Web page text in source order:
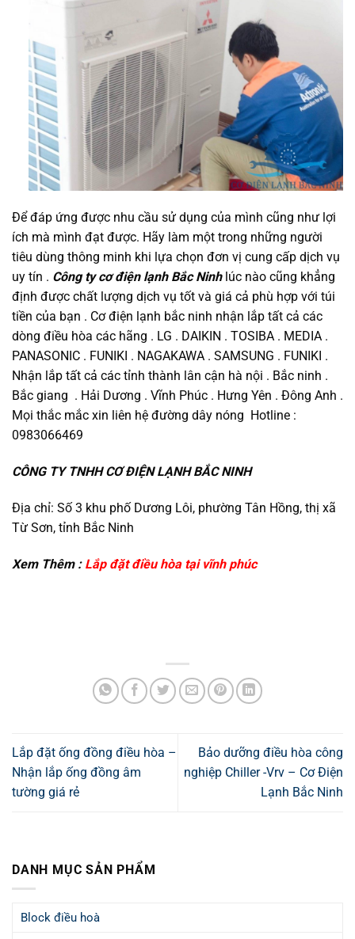
Để đáp ứng được nhu cầu sử dụng của mình cũng như lợi
ích mà mình đạt được. Hãy làm một trong những người
tiêu dùng thông minh khi lựa chọn đơn vị cung cấp dịch vụ
uy tín . Công ty cơ điện lạnh Bắc Ninhlúc nào cũng khẳng
định được chất lượng dịch vụ tốt và giá cả phù hợp với túi
tiền của bạn . Cơ điện lạnh bắc ninh nhận lắp tất cả các
dòng điều hòa các hãng . LG . DAIKIN . TOSIBA . MEDIA .
PANASONIC . FUNIKI . NAGAKAWA . SAMSUNG . FUNIKI .
Nhận lắp tất cả các tỉnh thành lân cận hà nội . Bắc ninh .
Bắc giang . Hải Dương . Vĩnh Phúc . Hưng Yên . Đông Anh .
Mọi thắc mắc xin liên hệ đường dây nóng Hotline :
0983066469
CÔNG TY TNHH CƠ ĐIỆN LẠNH BẮC NINH
Địa chỉ: Số 3 khu phố Dương Lôi, phường Tân Hồng, thị xã
Từ Sơn, tỉnh Bắc Ninh
Xem Thêm : Lắp đặt điều hòa tại vĩnh phúc
Lắp đặt ống đồng điều hòa –
Nhận lắp ống đồng âm
tường giá rẻ
Bảo dưỡng điều hòa công
nghiệp Chiller -Vrv – Cơ Điện
Lạnh Bắc Ninh
DANH MỤC SẢN PHẨM
Block điều hoà